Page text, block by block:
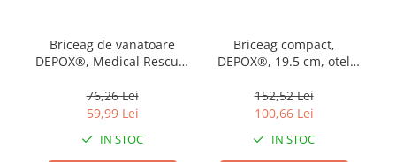
Cantare electronice comerciale
Casti audio telefoane
Masini de gaurit si insurubat
INSTRUMENTE MUZICALE
Accesorii chitara
Briceag de vanatoare
DEPOX®, Medical Rescue,
portocaliu
76,26 Lei
59,99 Lei
IN STOC
Briceag compact,
DEPOX®, 19.5 cm, otel
152,52 Lei
100,66 Lei
IN STOC